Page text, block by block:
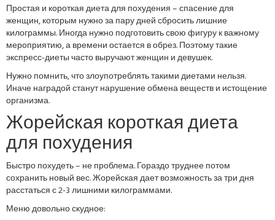
Простая и короткая диета для похудения – спасение для
женщин, которым нужно за пару дней сбросить лишние
килограммы. Иногда нужно подготовить свою фигуру к важному
мероприятию, а времени остается в обрез. Поэтому такие
экспресс-диеты часто выручают женщин и девушек.
Нужно помнить, что злоупотреблять такими диетами нельзя.
Иначе наградой станут нарушение обмена веществ и истощение
организма.
Жорейская короткая диета
для похудения
Быстро похудеть – не проблема. Гораздо труднее потом
сохранить новый вес. Жорейская дает возможность за три дня
расстаться с 2-3 лишними килограммами.
Меню довольно скудное: